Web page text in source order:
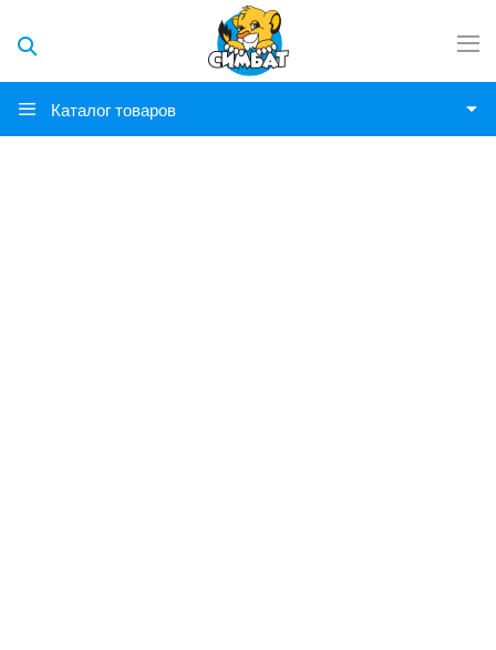
Каталог товаров